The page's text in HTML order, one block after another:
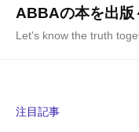
ABBAの本を出版
Let's know the truth
注目記事